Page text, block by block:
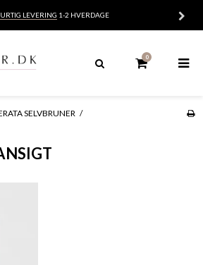
LEVERING 1-2 HVERDAGE
0
SELVBRUNER /